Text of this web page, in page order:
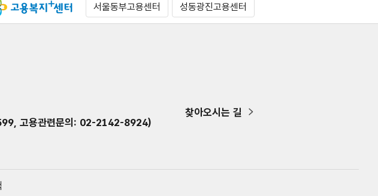
서울동부고용센터 성동광진고용센터
고용관련문의: 02-2142-8924)
찾아오시는 길